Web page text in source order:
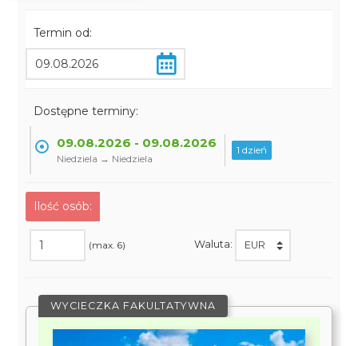
Termin od:
Dostępne terminy:
09.08.2026 - 09.08.2026
Niedziela → Niedziela
1 dzień
Ilość osób:
(max. 6) Waluta:
WYCIECZKA FAKULTATYWNA